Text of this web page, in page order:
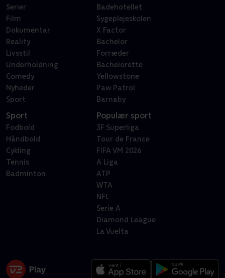
Serier
Film
Dokumentar
Reality
Livsstil
Underholdning
Comedy
Nyheder
Sport
Badehotellet
Sygeplejeskolen
X Factor
Bachelor
Forræder
Bachelorette
Yellowstone
Paw Patrol
Barnaby
Sport
Fodbold
Håndbold
Cykling
Tennis
Badminton
Populær sport
3F Superliga
Tour de France
FIFA VM 2026
A Liga
ATP
WTA
NFL
Serie A
Diamond League
La Vuelta